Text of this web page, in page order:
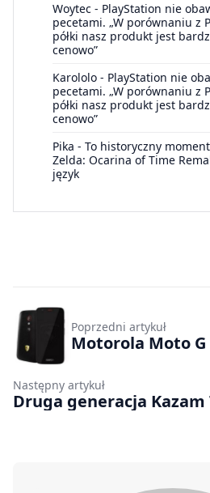
Woytec - PlayStation nie
pecetami. „W porównaniu z
półki nasz produkt jest
cenowo”
Karololo - PlayStation nie
pecetami. „W porównaniu z
półki nasz produkt jest
cenowo”
Pika - To historyczny
Zelda: Ocarina of Time
język
Poprzedni artykuł
Motorola Moto
Następny artykuł
Druga generacja